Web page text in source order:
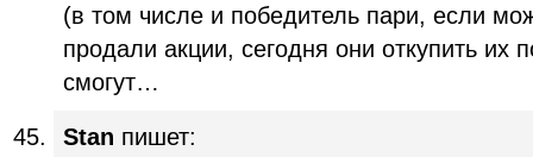
(в том числе и победитель пари, если
продали акции, сегодня они откупить их
смогут…
Stan пишет: